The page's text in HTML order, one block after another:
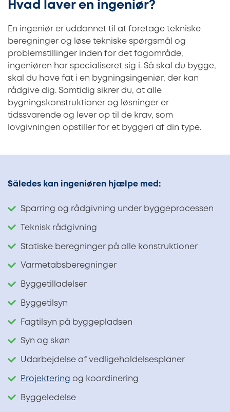
Hvad laver en ingeniør?
En ingeniør er uddannet til at foretage tekniske
beregninger og løse tekniske spørgsmål og
problemstillinger inden for det fagområde,
ingeniøren har specialiseret sig i. Så skal du bygge,
skal du have fat i en bygningsingeniør, der kan
rådgive dig. Samtidig sikrer du, at alle
bygningskonstruktioner og løsninger er
tidssvarende og lever op til de krav, som
lovgivningen opstiller for et byggeri af din type.
Således kan ingeniøren hjælpe med:
Sparring og rådgivning under byggeprocessen
Teknisk rådgivning
Statiske beregninger på alle konstruktioner
Varmetabsberegninger
Byggetilladelser
Byggetilsyn
Fagtilsyn på byggepladsen
Syn og skøn
Udarbejdelse af vedligeholdelsesplaner
Projektering og koordinering
Byggeledelse